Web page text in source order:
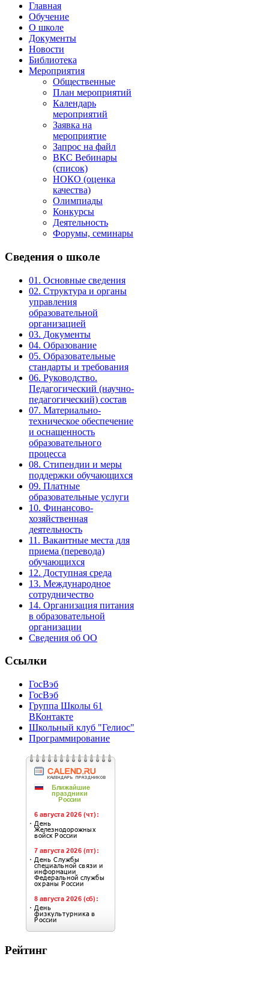
Главная
Обучение
О школе
Документы
Новости
Библиотека
Мероприятия
Общественные
План мероприятий
Календарь
мероприятий
Заявка на
мероприятие
Запрос на файл
ВКС Вебинары
(список)
НОКО (оценка
качества)
Олимпиады
Конкурсы
Деятельность
Форумы, семинары
Сведения о школе
01. Основные сведения
02. Структура и органы
управления
образовательной
организацией
03. Документы
04. Образование
05. Образовательные
стандарты и требования
06. Руководство.
Педагогический (научно-
педагогический) состав
07. Материально-
техническое обеспечение
и оснащенность
образовательного
процесса
08. Стипендии и меры
поддержки обучающихся
09. Платные
образовательные услуги
10. Финансово-
хозяйственная
деятельность
11. Вакантные места для
приема (перевода)
обучающихся
12. Доступная среда
13. Международное
сотрудничество
14. Организация питания
в образовательной
организации
Сведения об ОО
Ссылки
ГосВэб
ГосВэб
Группа Школы 61
ВКонтакте
Школьный клуб "Гелиос"
Программирование
Рейтинг